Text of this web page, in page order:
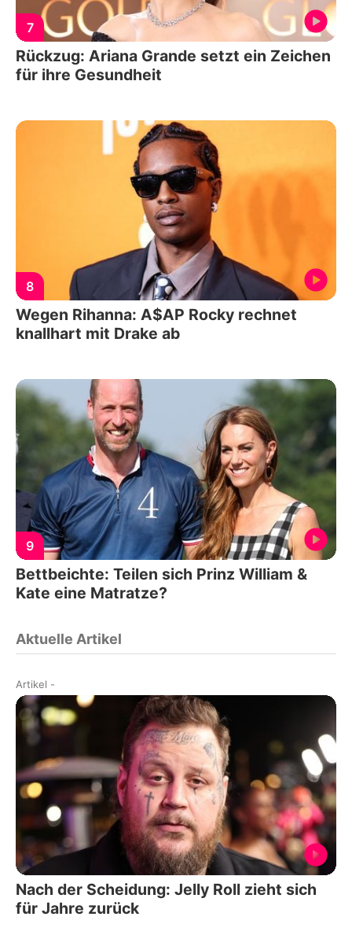
7
Rückzug: Ariana Grande setzt ein Zeichen
für ihre Gesundheit
8
Wegen Rihanna: A$AP Rocky rechnet
knallhart mit Drake ab
9
Bettbeichte: Teilen sich Prinz William &
Kate eine Matratze?
Aktuelle Artikel
Artikel -
Nach der Scheidung: Jelly Roll zieht sich
für Jahre zurück